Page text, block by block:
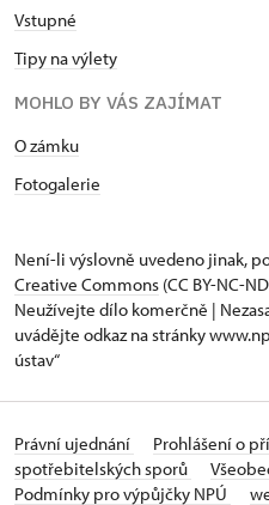
Vstupné
Tipy na výlety
MOHLO BY VÁS ZAJÍMAT
O zámku
Fotogalerie
Není-li výslovně uvedeno jinak,
Creative Commons (CC BY-NC-
Neužívejte dílo komerčně |
uvádějte odkaz na stránky
ústav“
Právní ujednání Prohlášení o
spotřebitelských sporů
Podmínky pro výpůjčky NPÚ